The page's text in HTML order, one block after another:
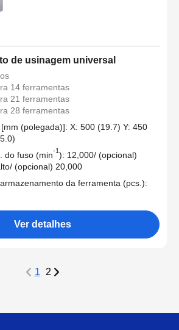
de usinagem universal
14 ferramentas
21 ferramentas
28 ferramentas
(polegada)]: X: 500 (19.7) Y: 450
do fuso (min-1): 12,000/ (opcional)
(opcional) 20,000
da ferramenta (pcs.):
Ver detalhes
1 2